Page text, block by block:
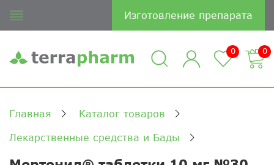
Изготовление препарата
0 0
Главная Каталог товаров
Лекарственные средства и Бады